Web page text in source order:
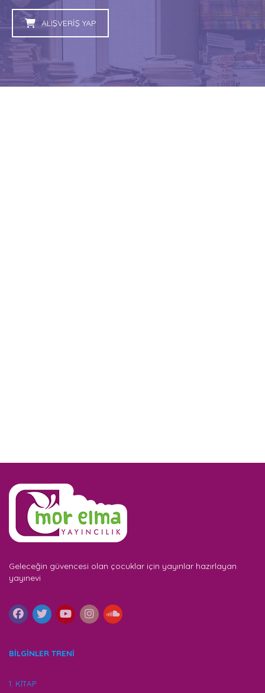
ALIŞVERİŞ YAP
Geleceğin güvencesi olan çocuklar için yayınlar hazırlayan
yayınevi
BİLGİNLER TRENİ
1. KİTAP